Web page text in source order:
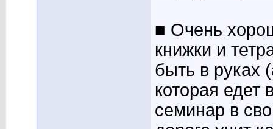
■ Очень
книжки и
быть в руках
которая едет
семинар в